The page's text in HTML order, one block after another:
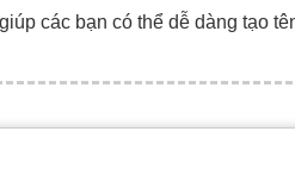
giúp các bạn có thể dễ dàng tạo